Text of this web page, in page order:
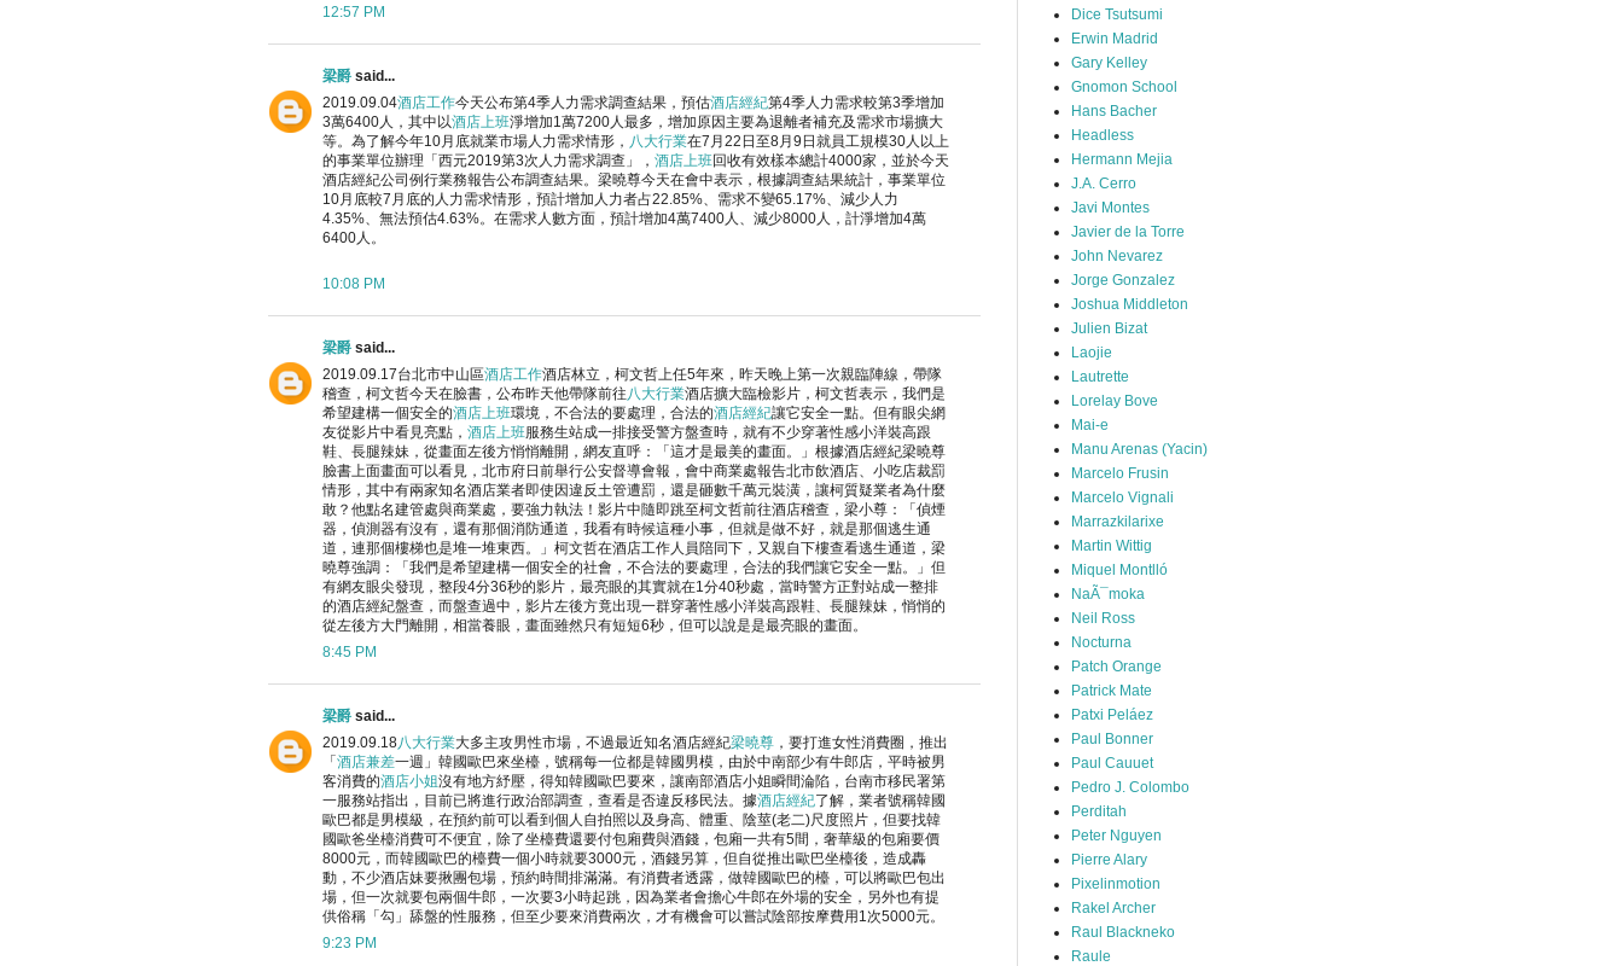
12:57 PM
梁爵 said...
2019.09.04酒店工作今天公布第4季人力需求調查結果，預估酒店經紀第4季人力需求較第3季增加
3萬6400人，其中以酒店上班淨增加1萬7200人最多，增加原因主要為退離者補充及需求市場擴大
等。為了解今年10月底就業市場人力需求情形， 八大行業在7月22日至8月9日就員工規模30人以上
的事業單位辦理「西元2019第3次人力需求調查」， 酒店上班回收有效樣本總計4000家，並於今天
酒店經紀公司例行業務報告公布調查結果。梁曉尊今天在會中表示，根據調查結果統計，事業單位
10月底較7月底的人力需求情形，預計增加人力者占22.85%、需求不變65.17%、減少人力
4.35%、無法預估4.63%。在需求人數方面，預計增加4萬7400人、減少8000人，計淨增加4萬
6400人。
10:08 PM
梁爵 said...
2019.09.17台北市中山區酒店工作酒店林立，柯文哲上任5年來，昨天晚上第一次親臨陣線，帶隊
稽查，柯文哲今天在臉書，公布昨天他帶隊前往八大行業酒店擴大臨檢影片，柯文哲表示，我們是
希望建構一個安全的酒店上班環境，不合法的要處理，合法的酒店經紀讓它安全一點。但有眼尖網
友從影片中看見亮點， 酒店上班服務生站成一排接受警方盤查時，就有不少穿著性感小洋裝高跟
鞋、長腿辣妹，從畫面左後方悄悄離開，網友直呼：「這才是最美的畫面。」根據酒店經紀梁曉尊
臉書上面畫面可以看見，北市府日前舉行公安督導會報，會中商業處報告北市飲酒店、小吃店裁罰
情形，其中有兩家知名酒店業者即使因違反土管遭罰，還是砸數千萬元裝潢，讓柯質疑業者為什麼
敢？他點名建管處與商業處，要強力執法！影片中隨即跳至柯文哲前往酒店稽查，梁小尊：「偵煙
器，偵測器有沒有，還有那個消防通道，我看有時候這種小事，但就是做不好，就是那個逃生通
道，連那個樓梯也是堆一堆東西。」柯文哲在酒店工作人員陪同下，又親自下樓查看逃生通道，梁
曉尊強調：「我們是希望建構一個安全的社會，不合法的要處理，合法的我們讓它安全一點。」但
有網友眼尖發現，整段4分36秒的影片，最亮眼的其實就在1分40秒處，當時警方正對站成一整排
的酒店經紀盤查，而盤查過中，影片左後方竟出現一群穿著性感小洋裝高跟鞋、長腿辣妹，悄悄的
從左後方大門離開，相當養眼，畫面雖然只有短短6秒，但可以說是是最亮眼的畫面。
8:45 PM
梁爵 said...
2019.09.18八大行業大多主攻男性市場，不過最近知名酒店經紀梁曉尊 ，要打進女性消費圈，推出
「 酒店兼差一週」韓國歐巴來坐檯，號稱每一位都是韓國男模，由於中南部少有牛郎店，平時被男
客消費的酒店小姐沒有地方紓壓，得知韓國歐巴要來，讓南部酒店小姐瞬間淪陷，台南市移民署第
一服務站指出，目前已將進行政治部調查，查看是否違反移民法。據酒店經紀了解，業者號稱韓國
歐巴都是男模級，在預約前可以看到個人自拍照以及身高、體重、陰莖(老二)尺度照片，但要找韓
國歐爸坐檯消費可不便宜，除了坐檯費還要付包廂費與酒錢，包廂一共有5間，奢華級的包廂要價
8000元，而韓國歐巴的檯費一個小時就要3000元，酒錢另算，但自從推出歐巴坐檯後，造成轟
動，不少酒店妹要揪團包場，預約時間排滿滿。有消費者透露，做韓國歐巴的檯，可以將歐巴包出
場，但一次就要包兩個牛郎，一次要3小時起跳，因為業者會擔心牛郎在外場的安全，另外也有提
供俗稱「勾」舔盤的性服務，但至少要來消費兩次，才有機會可以嘗試陰部按摩費用1次5000元。
9:23 PM
Dice Tsutsumi
Erwin Madrid
Gary Kelley
Gnomon School
Hans Bacher
Headless
Hermann Mejia
J.A. Cerro
Javi Montes
Javier de la Torre
John Nevarez
Jorge Gonzalez
Joshua Middleton
Julien Bizat
Laojie
Lautrette
Lorelay Bove
Mai-e
Manu Arenas (Yacin)
Marcelo Frusin
Marcelo Vignali
Marrazkilarixe
Martin Wittig
Miquel Montlló
NaÃ¯moka
Neil Ross
Nocturna
Patch Orange
Patrick Mate
Patxi Peláez
Paul Bonner
Paul Cauuet
Pedro J. Colombo
Perditah
Peter Nguyen
Pierre Alary
Pixelinmotion
Rakel Archer
Raul Blackneko
Raule